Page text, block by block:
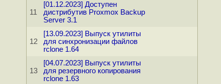
11
[01.12.2023] Доступен
дистрибутив Proxmox Backup
Server 3.1
12
[13.09.2023] Выпуск утилиты
для синхронизации файлов
rclone 1.64
13
[04.07.2023] Выпуск утилиты
для резервного копирования
rclone 1.63